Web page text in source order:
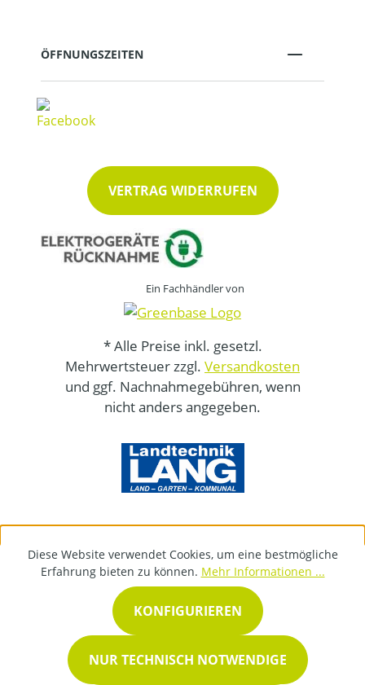
ÖFFNUNGSZEITEN
VERTRAG WIDERRUFEN
Ein Fachhändler von
* Alle Preise inkl. gesetzl.
Mehrwertsteuer zzgl. Versandkosten
und ggf. Nachnahmegebühren, wenn
nicht anders angegeben.
Diese Website verwendet Cookies, um eine bestmögliche
Erfahrung bieten zu können. Mehr Informationen ...
NUR TECHNISCH NOTWENDIGE
KONFIGURIEREN